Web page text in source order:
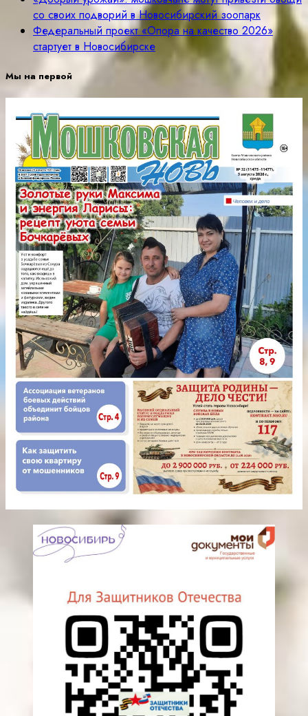
со своих подворий в Новосибирский зоопарк
Федеральный проект «Опора на качество 2026»
стартует в Новосибирске
Мы на первой